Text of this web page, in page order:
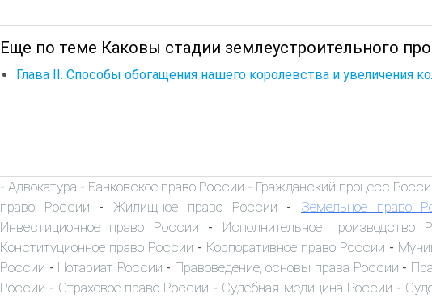
Еще по теме Каковы стадии землеустроительного
Глава II. Способы обогащения нашего королевства и увеличения
- Адвокатура - Банковское право России - Гражданский процесс
право России - Жилищное право России - Земельное право
Инвестиционное право России - Исполнительное производство
Конституционное право России - Корпоративное право России -
России - Нотариат России - Правоведение, основы права России -
России - Страховое право России - Судебная медицина России -